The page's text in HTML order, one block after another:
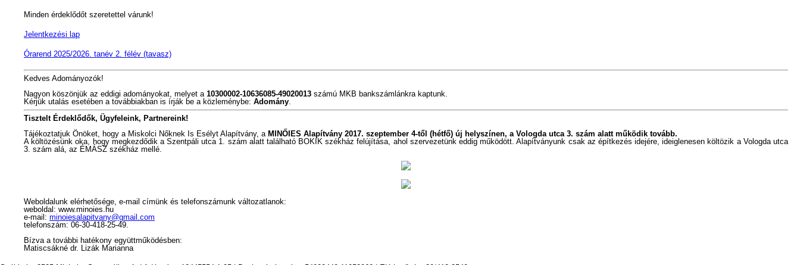
Minden érdeklődőt szeretettel várunk!
Jelentkezési lap
Órarend 2025/2026. tanév 2. félév (tavasz)
Kedves Adományozók!
Nagyon köszönjük az eddigi adományokat, melyet a 10300002-10636085-49020013 számú MKB bankszámlánkra kaptunk.
Kérjük utalás esetében a továbbiakban is írják be a közleménybe: Adomány.
Tisztelt Érdeklődők, Ügyfeleink, Partnereink!
Tájékoztatjuk Önöket, hogy a Miskolci Nőknek Is Esélyt Alapítvány, a MINŐIES Alapítvány 2017. szeptember 4-től (hétfő) új helyszínen, a Vologda utca 3. szám alatt működik tovább.
A költözésünk oka, hogy megkezdődik a Szentpáli utca 1. szám alatt található BOKIK székház felújítása, ahol szervezetünk eddig működött. Alapítványunk csak az építkezés idejére, ideiglenesen költözik a Vologda utca
3. szám alá, az ÉMÁSZ székház mellé.
Weboldalunk elérhetősége, e-mail címünk és telefonszámunk változatlanok:
weboldal: www.minoies.hu
e-mail: minoiesalapitvany@gmail.com
telefonszám: 06-30-418-25-49.
Bízva a további hatékony együttműködésben:
Matiscsákné dr. Lizák Marianna